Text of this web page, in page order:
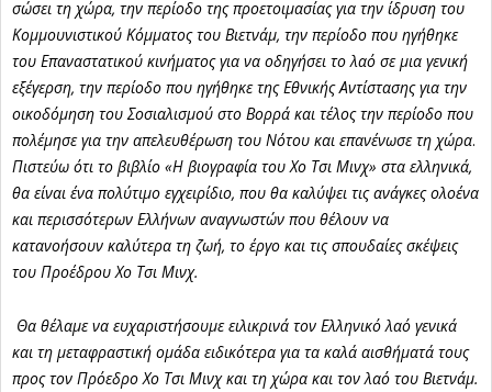
σώσει τη χώρα, την περίοδο της προετοιμασίας για την ίδρυση του
Κομμουνιστικού Κόμματος του Βιετνάμ, την περίοδο που ηγήθηκε
του Επαναστατικού κινήματος για να οδηγήσει το λαό σε μια γενική
εξέγερση, την περίοδο που ηγήθηκε της Εθνικής Αντίστασης για την
οικοδόμηση του Σοσιαλισμού στο Βορρά και τέλος την περίοδο που
πολέμησε για την απελευθέρωση του Νότου και επανένωσε τη χώρα.
Πιστεύω ότι το βιβλίο «Η βιογραφία του Χο Τσι Μινχ» στα ελληνικά,
θα είναι ένα πολύτιμο εγχειρίδιο, που θα καλύψει τις ανάγκες ολοένα
και περισσότερων Ελλήνων αναγνωστών που θέλουν να
κατανοήσουν καλύτερα τη ζωή, το έργο και τις σπουδαίες σκέψεις
του Προέδρου Χο Τσι Μινχ.
Θα θέλαμε να ευχαριστήσουμε ειλικρινά τον Ελληνικό λαό γενικά
και τη μεταφραστική ομάδα ειδικότερα για τα καλά αισθήματά τους
προς τον Πρόεδρο Χο Τσι Μινχ και τη χώρα και τον λαό του Βιετνάμ.